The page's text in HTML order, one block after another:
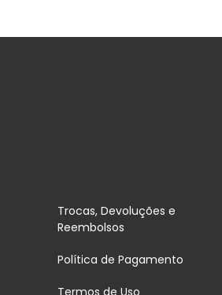
Trocas, Devoluções e
Reembolsos
Política de Pagamento